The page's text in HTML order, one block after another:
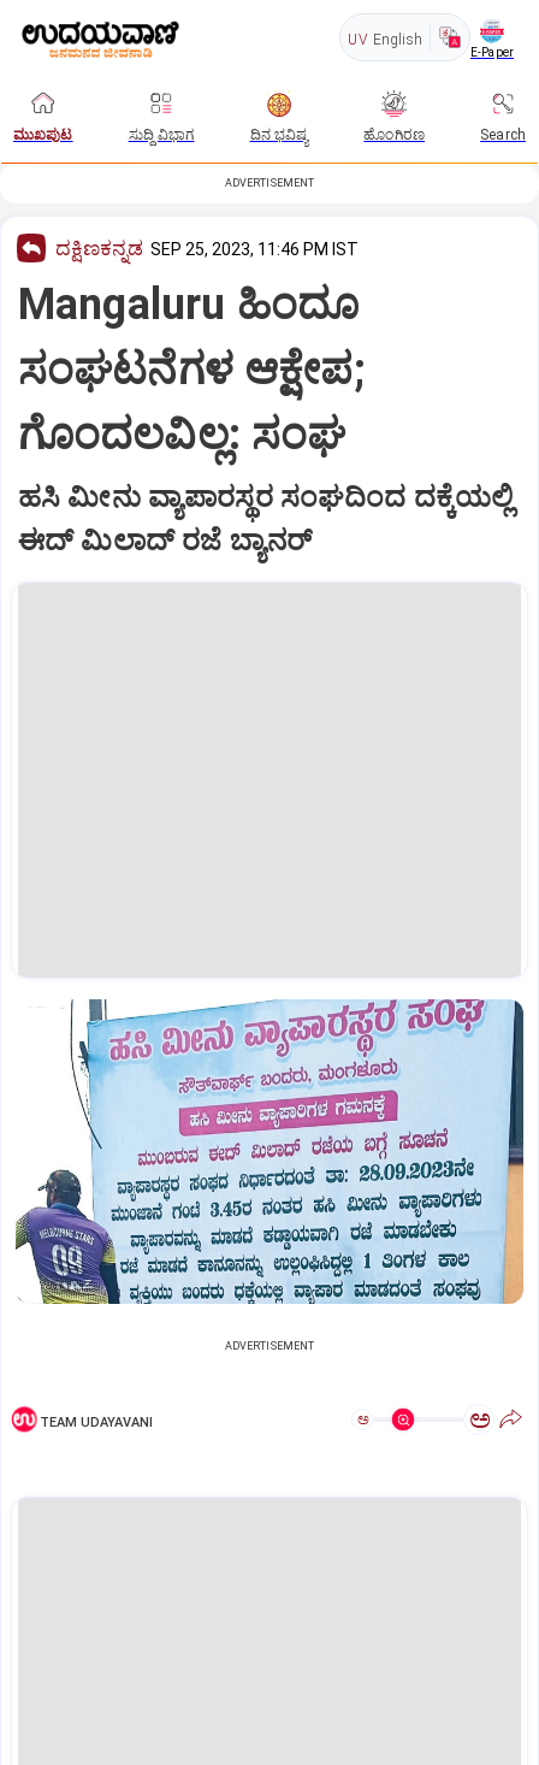
UV English
E-Paper
ಮುಖಪುಟ ಸುದ್ದಿ ವಿಭಾಗ ದಿನ ಭವಿಷ್ಯ ಹೊಂಗಿರಣ Search
ADVERTISEMENT
ದಕ್ಷಿಣಕನ್ನಡ SEP 25, 2023, 11:46 PM IST
Mangaluru ಹಿಂದೂ
ಸಂಘಟನೆಗಳ ಆಕ್ಷೇಪ;
ಗೊಂದಲವಿಲ್ಲ: ಸಂಘ
ಹಸಿ ಮೀನು ವ್ಯಾಪಾರಸ್ಥರ ಸಂಘದಿಂದ ದಕ್ಕೆಯಲ್ಲಿ
ಈದ್‌ ಮಿಲಾದ್‌ ರಜೆ ಬ್ಯಾನರ್‌
ADVERTISEMENT
TEAM UDAYAVANI ಅ ಅ